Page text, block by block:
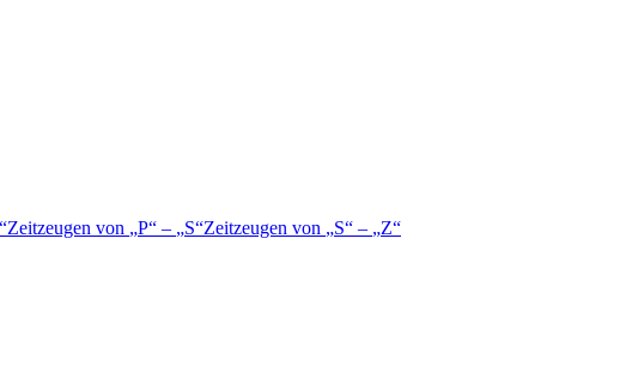
Zeitzeugen von P – S Zeitzeugen von S – Z